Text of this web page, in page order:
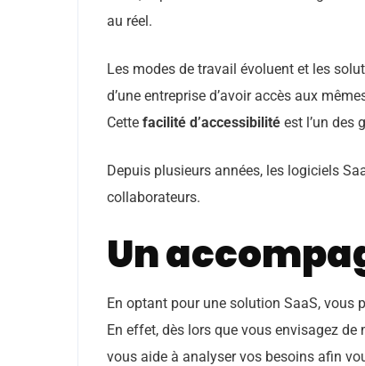
au réel.
Les modes de travail évoluent et les
d’une entreprise d’avoir accès aux
Cette facilité d’accessibilité est l’un des
Depuis plusieurs années, les logiciels
collaborateurs.
Un
En optant pour une solution SaaS, vous
En effet, dès lors que vous envisagez
vous aide à analyser vos besoins afin